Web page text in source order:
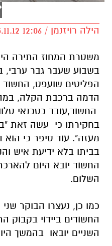
הילה רויזנמן / 12:06 25.11.12
משטרת המחוז התירה
הפליטים שועפט, החשוד
הדמה ברכבת הקלה,
החשוד,עובד כטכנאי
בחקירתו כי עשה זאת
מעזה". עוד סיפר כי
בביתו בלא ידיעת איש
החשוד יובא היום
השלום.
כמו כן, נעצרו הבוקר
החשודים ביידוי בקבוק
השניים יובאו בהמשך